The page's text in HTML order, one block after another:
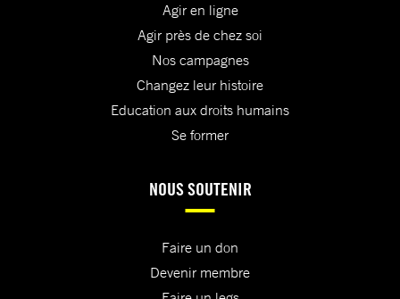
Agir en ligne
Agir près de chez soi
Nos campagnes
Changez leur histoire
Education aux droits humains
Se former
NOUS SOUTENIR
Faire un don
Devenir membre